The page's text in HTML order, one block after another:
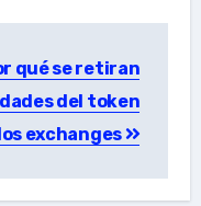
qué se retiran
del token
exchanges